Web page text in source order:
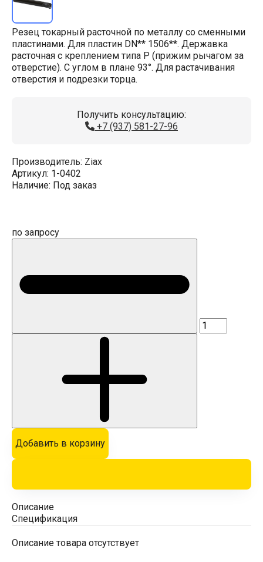
Резец токарный расточной по металлу со сменными
пластинами. Для пластин DN** 1506**. Державка
расточная с креплением типа P (прижим рычагом за
отверстие). С углом в плане 93°. Для растачивания
отверстия и подрезки торца.
Получить консультацию:
+7 (937) 581-27-96
Производитель: Ziax
Артикул: 1-0402
Наличие: Под заказ
по запросу
Добавить в корзину
Описание
Спецификация
Описание товара отсутствует